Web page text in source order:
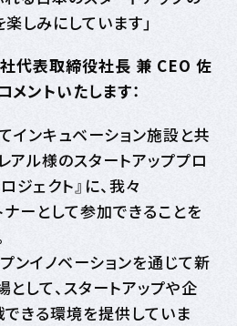
しみにしています」
代表取締役社長 兼 CEO 佐
ントいたします：
インキュベーション施設と共
ル様のスタートアッププロ
ェクト』に、我々
ーとして参加できることを
ンイノベーションを通じて新
して、スタートアップや企
きる環境を提供していま